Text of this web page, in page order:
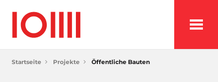
Startseite Projekte Öffentliche Bauten